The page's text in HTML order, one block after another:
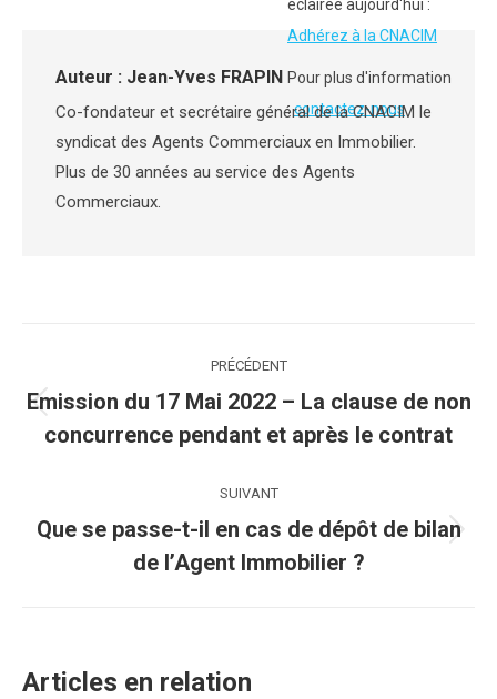
éclairée aujourd'hui :
Adhérez à la CNACIM
Pour plus d'information
:contactez-nous
Auteur : Jean-Yves FRAPIN
Co-fondateur et secrétaire général de la CNACIM le
syndicat des Agents Commerciaux en Immobilier.
Plus de 30 années au service des Agents
Commerciaux.
article
PRÉCÉDENT
Article
précédent
Emission du 17 Mai 2022 – La clause de non
concurrence pendant et après le contrat
SUIVANT
Article
suivant
Que se passe-t-il en cas de dépôt de bilan
de l’Agent Immobilier ?
Articles en relation